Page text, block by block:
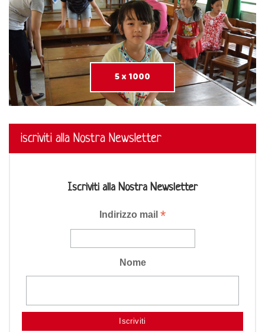
5 x 1000
iscriviti alla Nostra Newsletter
Iscriviti alla Nostra Newsletter
Indirizzo mail *
Nome